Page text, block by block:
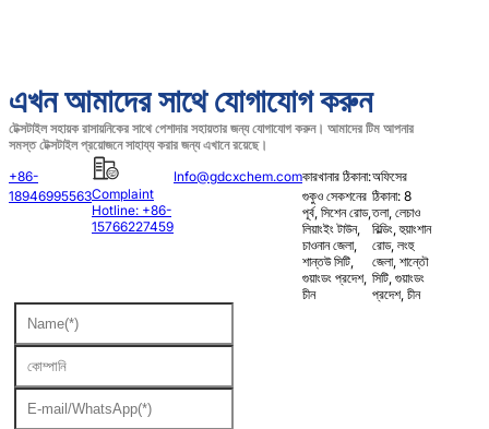
এখন আমাদের সাথে যোগাযোগ করুন
টেক্সটাইল সহায়ক রাসায়নিকের সাথে পেশাদার সহায়তার জন্য যোগাযোগ করুন। আমাদের টিম আপনার
সমস্ত টেক্সটাইল প্রয়োজনে সাহায্য করার জন্য এখানে রয়েছে।
+86-
18946995563Complaint
Hotline: +86-
15766227459
Info@gdcxchem.comকারখানার ঠিকানা:
গুকুও সেকশনের
পূর্ব, সিশেন রোড,
লিয়াংইং টাউন,
চাওনান জেলা,
শান্তউ সিটি,
গুয়াংডং প্রদেশ,
চীন
অফিসের
ঠিকানা: 8
তলা, লেচাও
বিল্ডিং, হুয়াংশান
রোড, লংহু
জেলা, শান্তৌ
সিটি, গুয়াংডং
প্রদেশ, চীন